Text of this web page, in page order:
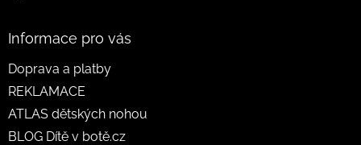
Informace pro vás
Doprava a platby
REKLAMACE
ATLAS dětských nohou
BLOG Dítě v botě.cz